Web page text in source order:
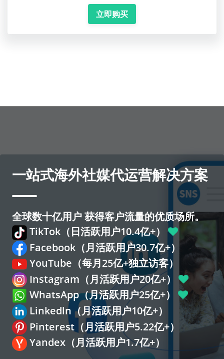
立即购买
一站式海外社媒代运营解决方案
全球数十亿用户 获得客户流量的优质场所。
TikTok（日活跃用户10.4亿+）
Facebook（月活跃用户30.7亿+）
YouTube（每月25亿+独立访客）
Instagram（月活跃用户20亿+）
WhatsApp（月活跃用户25亿+）
Linkedln（月活跃用户10亿+）
Pinterest（月活跃用户5.22亿+）
Yandex（月活跃用户1.7亿+）